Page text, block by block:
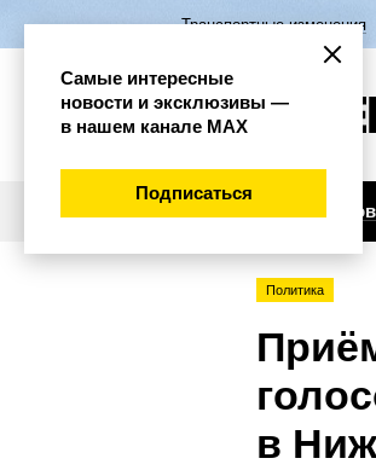
Транспортные изменения
Политика
в
Самые интересные
новости и эксклюзивы —
в нашем канале МАХ
Подписаться